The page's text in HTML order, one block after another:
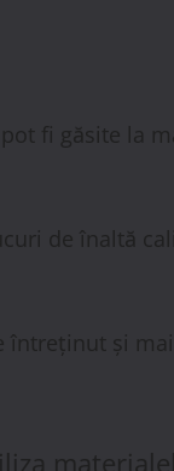
fi găsite la
de înaltă
și